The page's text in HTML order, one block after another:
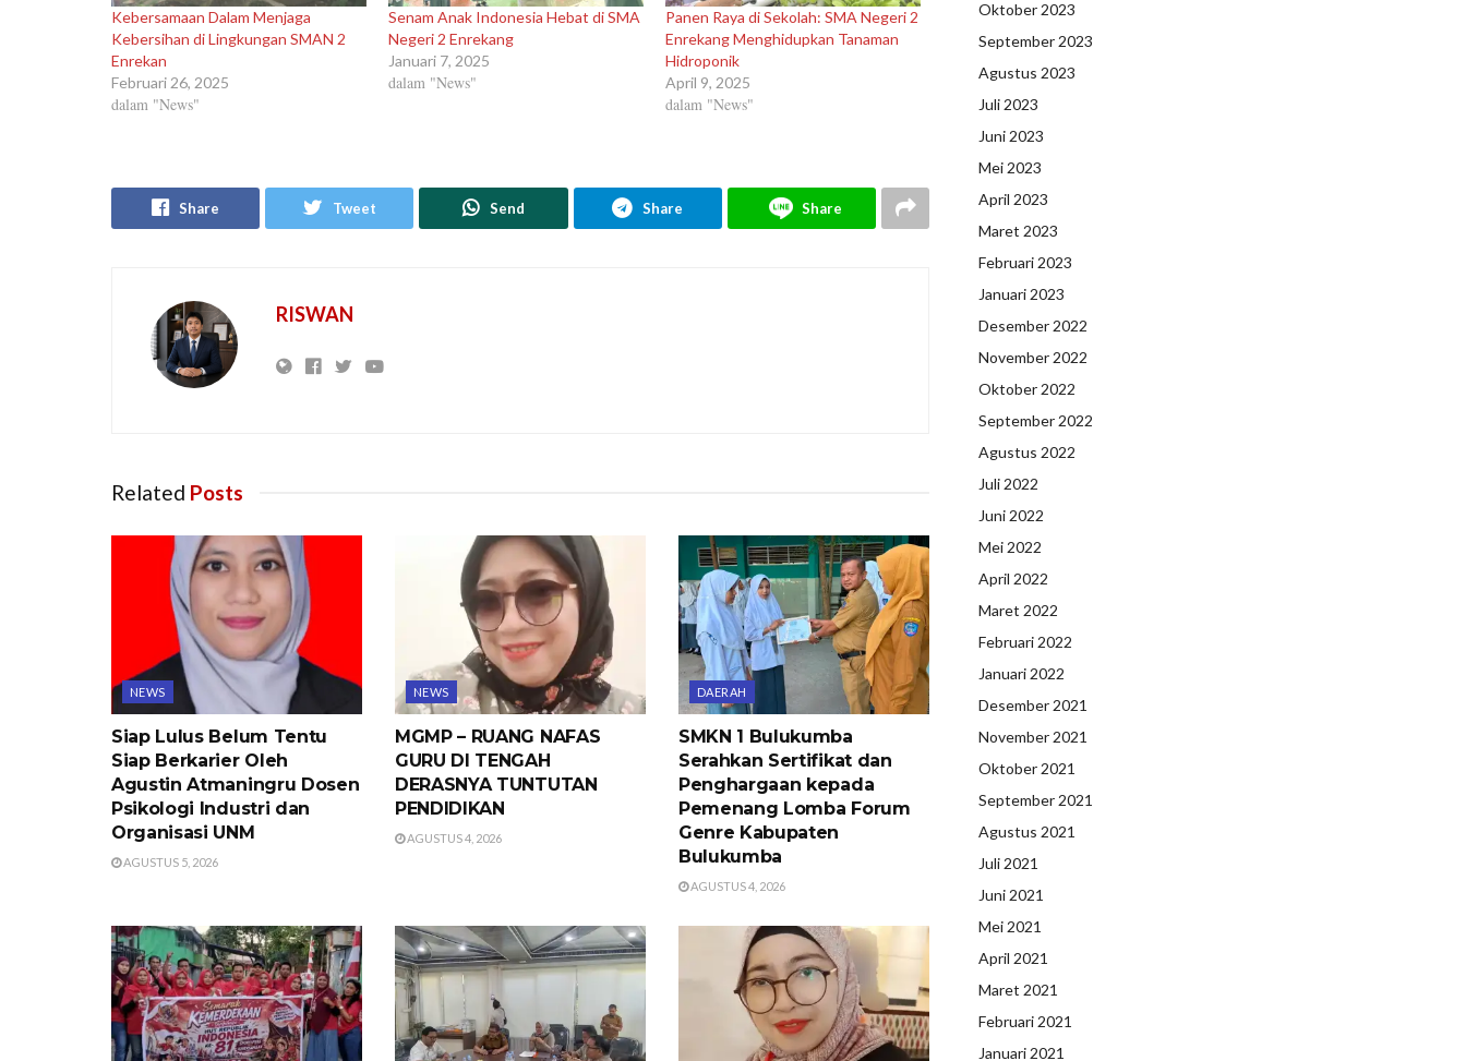
Kebersamaan Dalam Menjaga
Kebersihan di Lingkungan SMAN 2
Enrekan
Februari 26, 2025
dalam "News"
Senam Anak Indonesia Hebat di SMA
Negeri 2 Enrekang
Januari 7, 2025
dalam "News"
Panen Raya di Sekolah: SMA Negeri 2
Enrekang Menghidupkan Tanaman
Hidroponik
April 9, 2025
dalam "News"
Share Tweet Send Share Share
RISWAN
Related Posts
NEWS
Siap Lulus Belum Tentu
Siap Berkarier Oleh
Agustin Atmaningru Dosen
Psikologi Industri dan
Organisasi UNM
AGUSTUS 5, 2026
NEWS
MGMP – RUANG NAFAS
GURU DI TENGAH
DERASNYA TUNTUTAN
PENDIDIKAN
AGUSTUS 4, 2026
DAERAH
SMKN 1 Bulukumba
Serahkan Sertifikat dan
Penghargaan kepada
Pemenang Lomba Forum
Genre Kabupaten
Bulukumba
AGUSTUS 4, 2026
Oktober 2023
September 2023
Agustus 2023
Juli 2023
Juni 2023
Mei 2023
April 2023
Maret 2023
Februari 2023
Januari 2023
Desember 2022
November 2022
Oktober 2022
September 2022
Agustus 2022
Juli 2022
Juni 2022
Mei 2022
April 2022
Maret 2022
Februari 2022
Januari 2022
Desember 2021
November 2021
Oktober 2021
September 2021
Agustus 2021
Juli 2021
Juni 2021
Mei 2021
April 2021
Maret 2021
Februari 2021
Januari 2021